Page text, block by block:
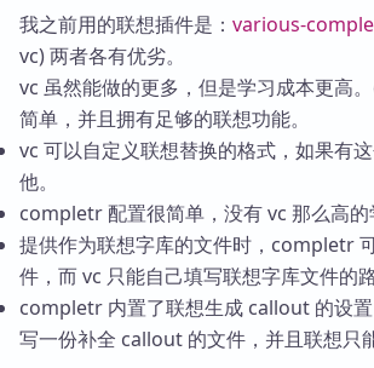
我之前用的联想插件是： various-
vc) 两者各有优劣。
vc 虽然能做的更多，但是学习成本更高
简单，并且拥有足够的联想功能。
vc 可以自定义联想替换的格式，如果有
他。
completr 配置很简单，没有 vc 那么高的
提供作为联想字库的文件时，completr
件，而 vc 只能自己填写联想字库文件的
completr 内置了联想生成 callout 的设
写一份补全 callout 的文件，并且联想只